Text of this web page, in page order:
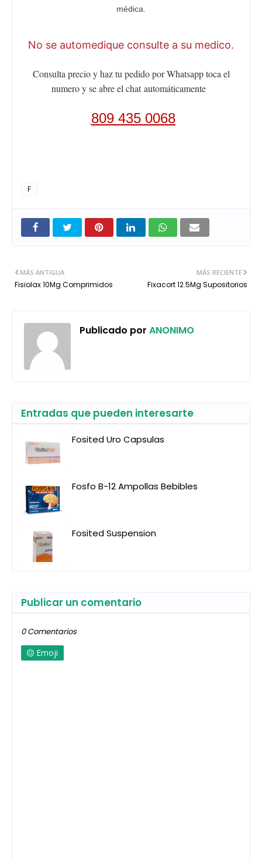
médica.
No se automedique consulte a su medico.
Consulta precio y haz tu pedido por Whatsapp toca el
numero y se abre el chatautomáticamente
809 435 0068
F
MÁS RECIENTE
Fixacort 12.5Mg Supositorios
MÁS ANTIGUA
Fisiolax 10Mg Comprimidos
Publicado por ANONIMO
Entradas que pueden interesarte
Fosited Uro Capsulas
Fosfo B-12 Ampollas Bebibles
Fosited Suspension
Publicar un comentario
0 Comentarios
Emoji